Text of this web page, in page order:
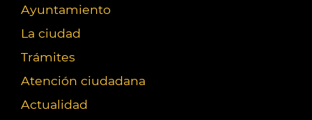
Ayuntamiento
La ciudad
Trámites
Atención ciudadana
Actualidad